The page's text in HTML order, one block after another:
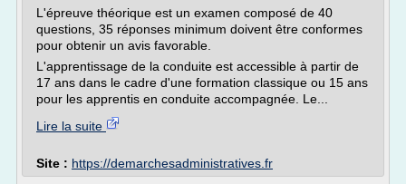
L'épreuve théorique est un examen composé de 40
questions, 35 réponses minimum doivent être conformes
pour obtenir un avis favorable.
L'apprentissage de la conduite est accessible à partir de
17 ans dans le cadre d'une formation classique ou 15 ans
pour les apprentis en conduite accompagnée. Le...
Lire la suite
Site : https://demarchesadministratives.fr